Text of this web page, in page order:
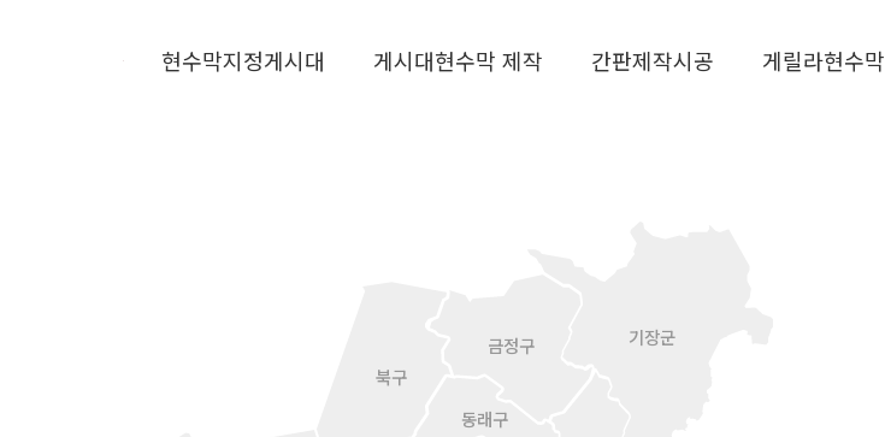
현수막지정게시대 게시대현수막 제작 간판제작시공 게릴라현수막
기장군
금정구
북구
동래구